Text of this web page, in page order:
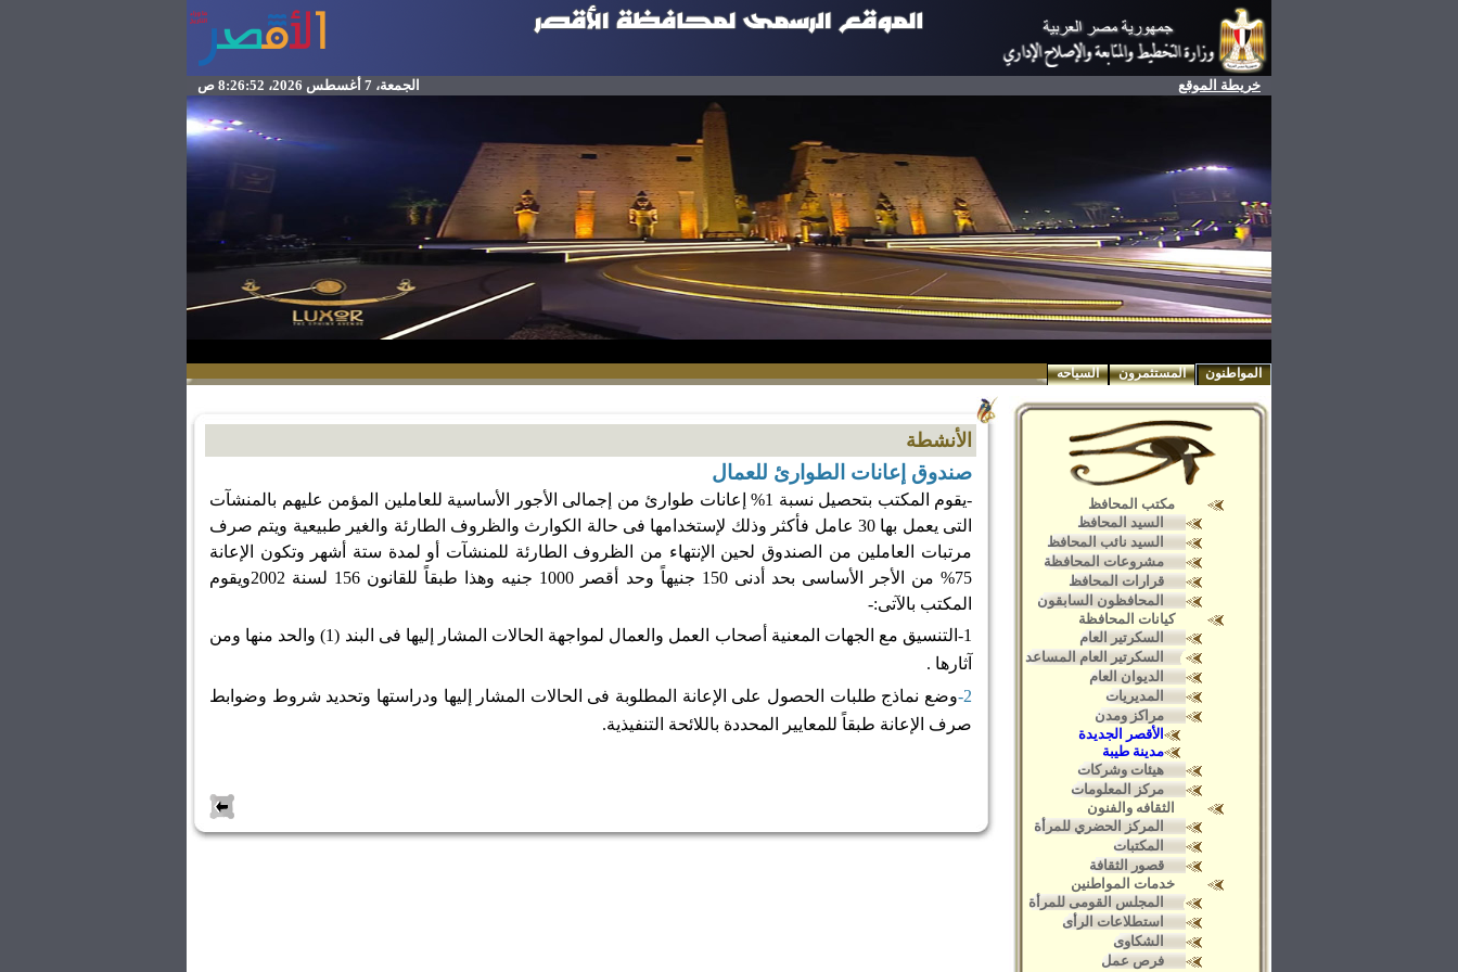
خريطة الموقع الجمعة، 7 أغسطس 2026، 8:26:52 ص
المواطنون المستثمرون السياحه
مكتب المحافظ
السيد المحافظ
السيد نائب المحافظ
مشروعات المحافظة
قرارات المحافظ
المحافظون السابقون
كيانات المحافظة
السكرتير العام
السكرتير العام المساعد
الديوان العام
المديريات
مراكز ومدن
الأقصر الجديدة
مدينة طيبة
هيئات وشركات
مركز المعلومات
الثقافه والفنون
المركز الحضري للمرأة
المكتبات
قصور الثقافة
خدمات المواطنين
المجلس القومى للمرأة
استطلاعات الرأى
الشكاوى
فرص عمل
الأنشطة
صندوق إعانات الطوارئ للعمال
-يقوم المكتب بتحصيل نسبة 1% إعانات طوارئ من إجمالى الأجور الأساسية للعاملين المؤمن عليهم بالمنشآت
التى يعمل بها 30 عامل فأكثر وذلك لإستخدامها فى حالة الكوارث والظروف الطارئة والغير طبيعية ويتم صرف
مرتبات العاملين من الصندوق لحين الإنتهاء من الظروف الطارئة للمنشآت أو لمدة ستة أشهر وتكون الإعانة
75% من الأجر الأساسى بحد أدنى 150 جنيهاً وحد أقصر 1000 جنيه وهذا طبقاً للقانون 156 لسنة 2002ويقوم
المكتب بالآتى:-
1-
التنسيق مع الجهات المعنية أصحاب العمل والعمال لمواجهة الحالات المشار إليها فى البند (1) والحد منها ومن
آثارها .
2- وضع نماذج طلبات الحصول على الإعانة المطلوبة فى الحالات المشار إليها ودراستها وتحديد شروط وضوابط
صرف الإعانة طبقاً للمعايير المحددة باللائحة التنفيذية.